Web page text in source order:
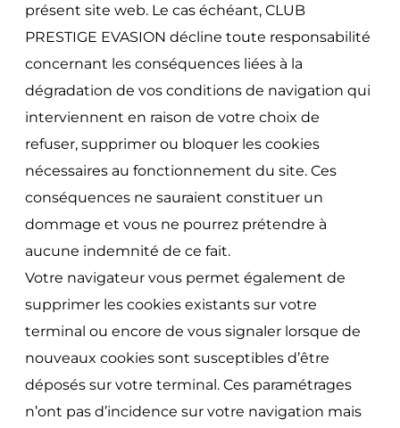
présent site web. Le cas échéant, CLUB
PRESTIGE EVASION décline toute responsabilité
concernant les conséquences liées à la
dégradation de vos conditions de navigation qui
interviennent en raison de votre choix de
refuser, supprimer ou bloquer les cookies
nécessaires au fonctionnement du site. Ces
conséquences ne sauraient constituer un
dommage et vous ne pourrez prétendre à
aucune indemnité de ce fait.
Votre navigateur vous permet également de
supprimer les cookies existants sur votre
terminal ou encore de vous signaler lorsque de
nouveaux cookies sont susceptibles d’être
déposés sur votre terminal. Ces paramétrages
n’ont pas d’incidence sur votre navigation mais